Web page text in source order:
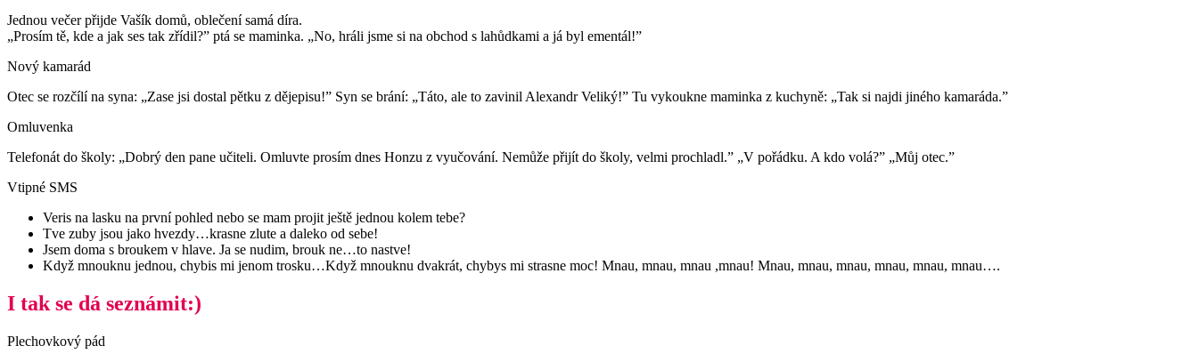
Jednou večer přijde Vašík domů, oblečení samá díra.
„Prosím tě, kde a jak ses tak zřídil?” ptá se maminka. „No, hráli jsme si na obchod s lahůdkami a já byl ementál!”
Nový kamarád
Otec se rozčílí na syna: „Zase jsi dostal pětku z dějepisu!” Syn se brání: „Táto, ale to zavinil Alexandr Veliký!” Tu vykoukne maminka z kuchyně: „Tak si najdi jiného kamaráda.”
Omluvenka
Telefonát do školy: „Dobrý den pane učiteli. Omluvte prosím dnes Honzu z vyučování. Nemůže přijít do školy, velmi prochladl.” „V pořádku. A kdo volá?” „Můj otec.”
Vtipné SMS
Veris na lasku na první pohled nebo se mam projit ještě jednou kolem tebe?
Tve zuby jsou jako hvezdy…krasne zlute a daleko od sebe!
Jsem doma s broukem v hlave. Ja se nudim, brouk ne…to nastve!
Když mnouknu jednou, chybis mi jenom trosku…Když mnouknu dvakrát, chybys mi strasne moc! Mnau, mnau, mnau ,mnau! Mnau, mnau, mnau, mnau, mnau, mnau….
I tak se dá seznámit:)
Plechovkový pád